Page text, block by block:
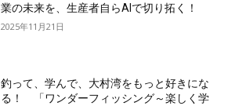
業の未来を、生産者自らAIで切り拓く！
2025年11月21日
釣って、学んで、大村湾をもっと好きにな
る！ 「ワンダーフィッシング～楽しく学